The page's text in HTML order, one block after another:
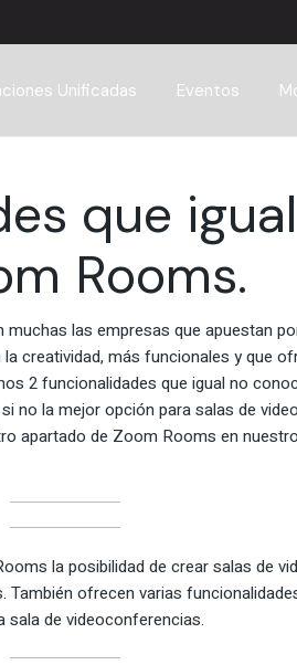
Unificadas Eventos
que
Rooms.
las empresas que apuestan
creatividad, más funcionales y que
2 funcionalidades que igual no
no la mejor opción para salas de
apartado de Zoom Rooms en
la posibilidad de crear salas de
ofrecen varias
de videoconferencias.